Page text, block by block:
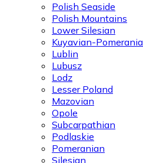
Polish Seaside
Polish Mountains
Lower Silesian
Kuyavian-
Lublin
Lubusz
Lodz
Lesser Poland
Mazovian
Opole
Subcarpathian
Podlaskie
Pomeranian
Silesian